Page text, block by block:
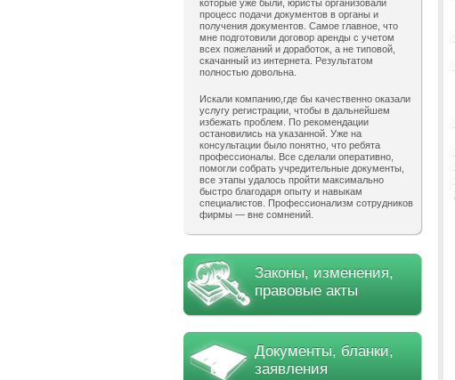
которые уже были, юристы организовали
процесс подачи документов в органы и
получения документов. Самое главное, что
мне подготовили договор аренды с учетом
всех пожеланий и доработок, а не типовой,
скачанный из интернета. Результатом
полностью довольна.
Искали компанию,где бы качественно оказали
услугу регистрации, чтобы в дальнейшем
избежать проблем. По рекомендации
остановились на указанной. Уже на
консультации было понятно, что ребята
профессионалы. Все сделали оперативно,
помогли собрать учредительные документы,
все этапы удалось пройти максимально
быстро благодаря опыту и навыкам
специалистов. Профессионализм сотрудников
фирмы — вне сомнений.
Законы, изменения,
правовые акты
Документы, бланки,
заявления